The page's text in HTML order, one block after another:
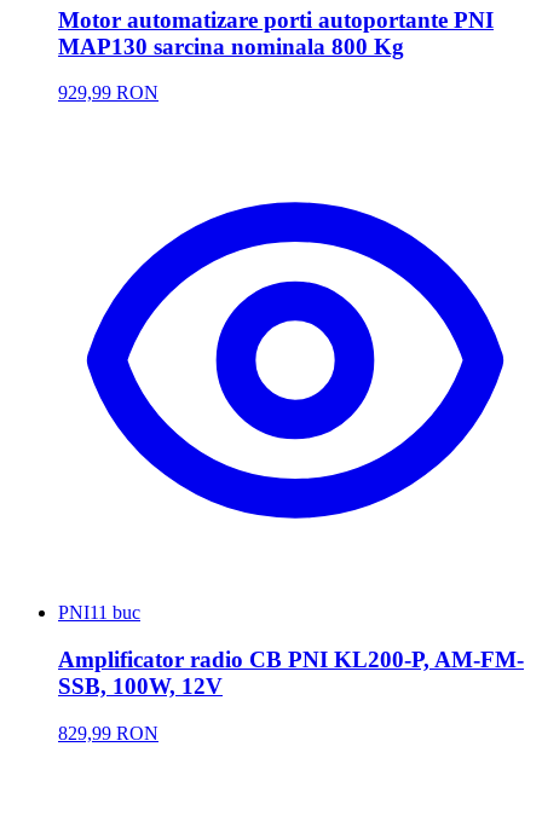
Motor automatizare porti autoportante PNI
MAP130 sarcina nominala 800 Kg
929,99 RON
PNI11 buc
Amplificator radio CB PNI KL200-P, AM-FM-
SSB, 100W, 12V
829,99 RON